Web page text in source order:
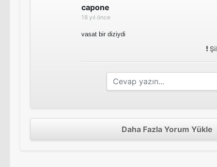
capone
18 yıl önce
vasat bir diziydi
Daha Fazla Yorum Yükle